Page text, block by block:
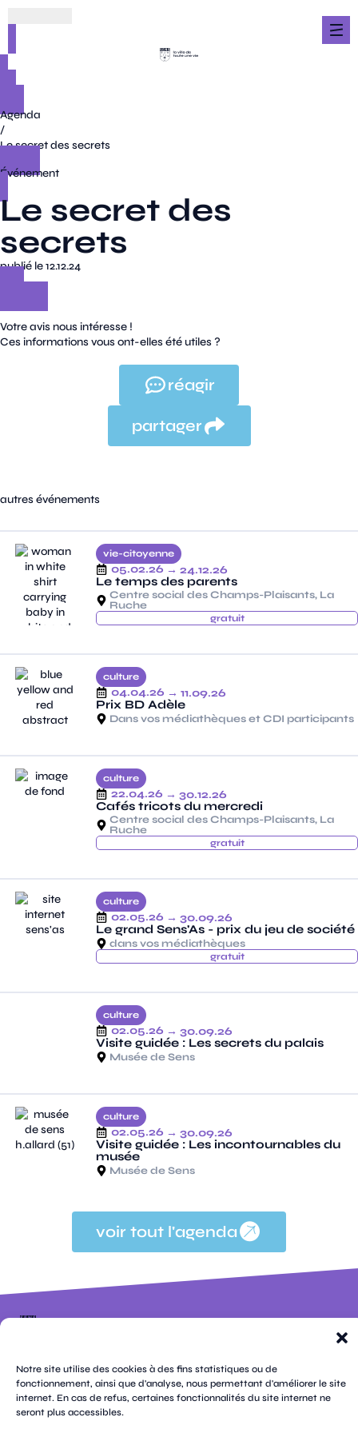
Notre site utilise des cookies à des fins statistiques ou de
fonctionnement, ainsi que d'analyse, nous permettant d'améliorer le site
internet. En cas de refus, certaines fonctionnalités du site internet ne
seront plus accessibles.
Agenda
/
Le secret des secrets
Événement
Le secret des
secrets
publié le 12.12.24
Votre avis nous intéresse !
Ces informations vous ont-elles été utiles ?
réagir
partager
autres événements
vie-citoyenne
05.02.26 → 24.12.26
Le temps des parents
Centre social des Champs-Plaisants, La
Ruche
gratuit
culture
04.04.26 → 11.09.26
Prix BD Adèle
Dans vos médiathèques et CDI participants
culture
22.04.26 → 30.12.26
Cafés tricots du mercredi
Centre social des Champs-Plaisants, La
Ruche
gratuit
culture
02.05.26 → 30.09.26
Le grand Sens'As - prix du jeu de société
dans vos médiathèques
gratuit
culture
02.05.26 → 30.09.26
Visite guidée : Les secrets du palais
Musée de Sens
culture
02.05.26 → 30.09.26
Visite guidée : Les incontournables du
musée
Musée de Sens
voir tout l'agenda
100 rue
70809
89108
Sens
Cedex
suivez-
nousfacebook
contacts
newsletters
plan
du
site
mentions
légales
cookies
confidentialité
accessibilité